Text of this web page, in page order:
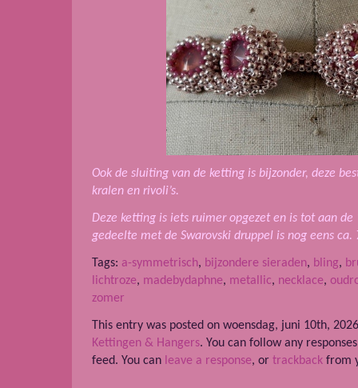
Ook de sluiting van de ketting is bijzonder, deze
kralen en rivoli’s.
Deze ketting is iets ruimer opgezet en is tot aan de
gedeelte met de Swarovski druppel is nog eens ca.
Tags: a-symmetrisch, bijzondere sieraden, bling,
lichtroze, madebydaphne, metallic, necklace,
zomer
This entry was posted on woensdag, juni 10th,
Kettingen & Hangers. You can follow any
feed. You can leave a response, or trackback from